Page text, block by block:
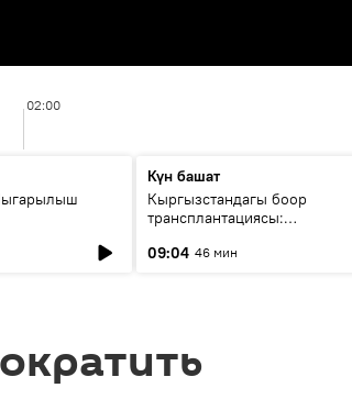
02:00
Күн башат
Кыргызстандагы боор
трансплантациясы:
келечеги
09:04 46 мин